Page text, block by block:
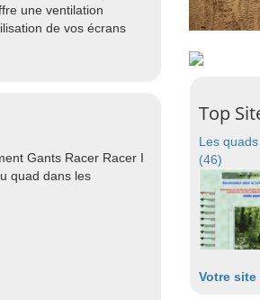
une ventilation
de vos écrans
Gants Racer Racer I
quad dans les
Top
Les
(46)
Votre site